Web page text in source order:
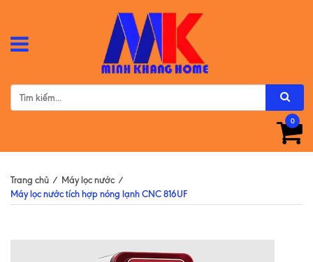
0
Trang chủ / Máy lọc nước /
Máy lọc nước tích hợp nóng lạnh CNC 816UF